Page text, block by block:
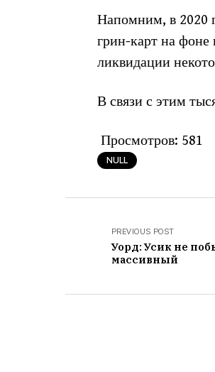
Напомним, в 2020
грин-карт на фоне
ликвидации
В связи с этим
Просмотров: 581
NULL
PREVIOUS POST
Уорд: Усик не
массивный